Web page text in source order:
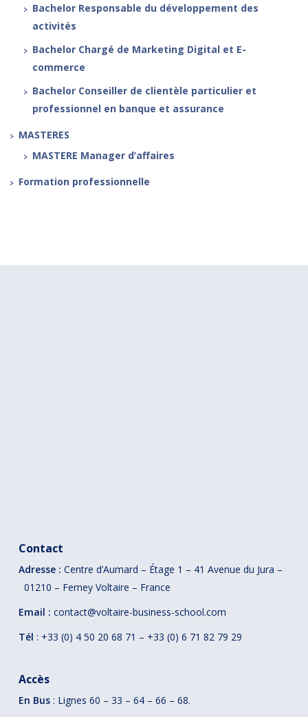
Bachelor Responsable du développement des
activités
Bachelor Chargé de Marketing Digital et E-
commerce
Bachelor Conseiller de clientèle particulier et
professionnel en banque et assurance
MASTERES
MASTERE Manager d’affaires
Formation professionnelle
Contact
Adresse : Centre d’Aumard – Étage 1 – 41 Avenue du Jura –
01210 – Ferney Voltaire – France
Email : contact@voltaire-business-school.com
Tél : +33 (0) 4 50 20 68 71 – +33 (0) 6 71 82 79 29
Accès
En Bus: Lignes 60 – 33 – 64 – 66 – 68.